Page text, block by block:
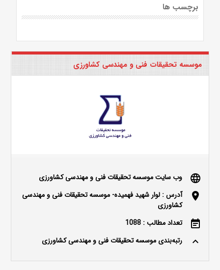
برچسب ها
موسسه تحقیقات فنی و مهندسی کشاورزی
language وب سایت موسسه تحقیقات فنی و مهندسی کشاورزی
location_on
آدرس : لوار شهید فهمیده- موسسه تحقیقات فنی و مهندسی
کشاورزی
event_note تعداد مطالب : 1088
keyboard_arrow_up رتبه‌بندی موسسه تحقیقات فنی و مهندسی کشاورزی